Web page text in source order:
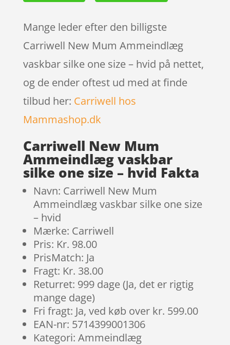
Mange leder efter den billigste
Carriwell New Mum Ammeindlæg
vaskbar silke one size – hvid på nettet,
og de ender oftest ud med at finde
tilbud her: Carriwell hos
Mammashop.dk
Carriwell New Mum
Ammeindlæg vaskbar
silke one size – hvid Fakta
Navn: Carriwell New Mum
Ammeindlæg vaskbar silke one size
– hvid
Mærke: Carriwell
Pris: Kr. 98.00
PrisMatch: Ja
Fragt: Kr. 38.00
Returret: 999 dage (Ja, det er rigtig
mange dage)
Fri fragt: Ja, ved køb over kr. 599.00
EAN-nr: 5714399001306
Kategori: Ammeindlæg